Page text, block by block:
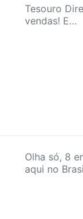
Tesouro
vendas! E…
Olha só, 8
aqui no